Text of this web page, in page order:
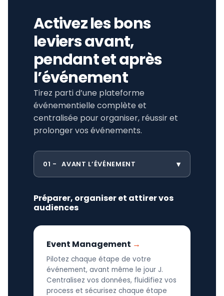
Activez les bons
leviers avant,
pendant et après
l’événement
Tirez parti d’une plateforme
événementielle complète et
centralisée pour organiser, réussir et
prolonger vos événements.
01 AVANT L’ÉVÉNEMENT
Préparer, organiser et attirer vos
audiences
Event Management
Pilotez chaque étape de votre
événement, avant même le jour J.
Centralisez vos données, fluidifiez vos
process et sécurisez chaque étape